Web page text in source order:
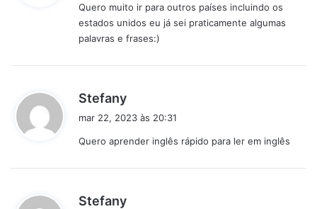
s
e
:
Quero muito ir para outros países incluindo os
estados unidos eu já sei praticamente algumas
palavras e frases:)
Stefany
s
mar 22, 2023 às 20:31
Quero aprender inglês rápido para ler em inglês
Stefany